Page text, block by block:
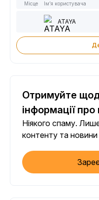
Місце Ім’я користувача
ATAYA
Отримуйте
інформації
Ніякого спаму.
контенту та новини